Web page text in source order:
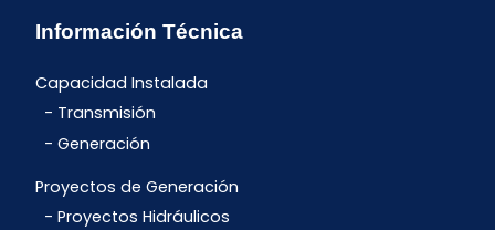
Información Técnica
Capacidad Instalada
Transmisión
Generación
Proyectos de Generación
Proyectos Hidráulicos